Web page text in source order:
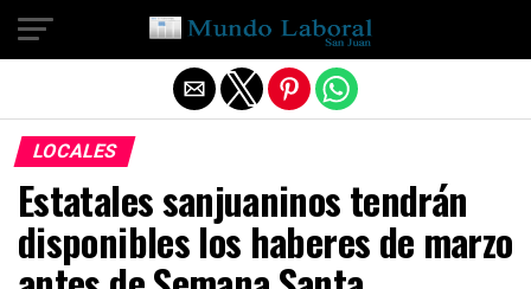
LOCALES
Estatales sanjuaninos tendrán
disponibles los haberes de marzo
Salir de la versión móvil